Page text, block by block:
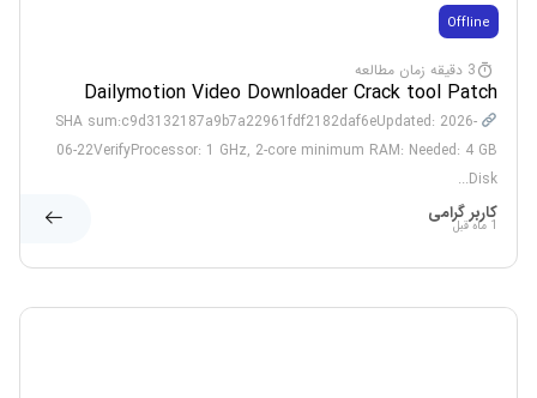
Offline
3 دقیقه زمان مطالعه
Dailymotion Video Downloader Crack tool Patch
x86x64 Patch Instant
SHA sum:c9d3132187a9b7a22961fdf2182daf6eUpdated: 2026-
06-22VerifyProcessor: 1 GHz, 2-core minimum RAM: Needed: 4 GB
Disk...
کاربر گرامی
1 ماه قبل